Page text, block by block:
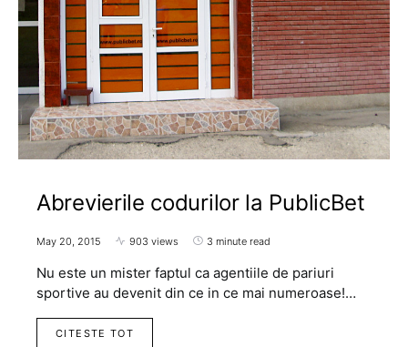
Abrevierile codurilor la PublicBet
May 20, 2015 903 views 3 minute read
Nu este un mister faptul ca agentiile de pariuri
sportive au devenit din ce in ce mai numeroase!…
CITESTE TOT